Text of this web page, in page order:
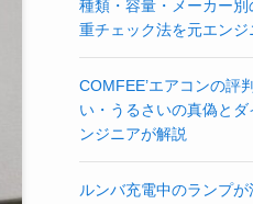
種類・容量・メーカー
重チェック法を元エンジ
COMFEE’エアコンの評
い・うるさいの真偽と
ンジニアが解説
ルンバ充電中のランプ